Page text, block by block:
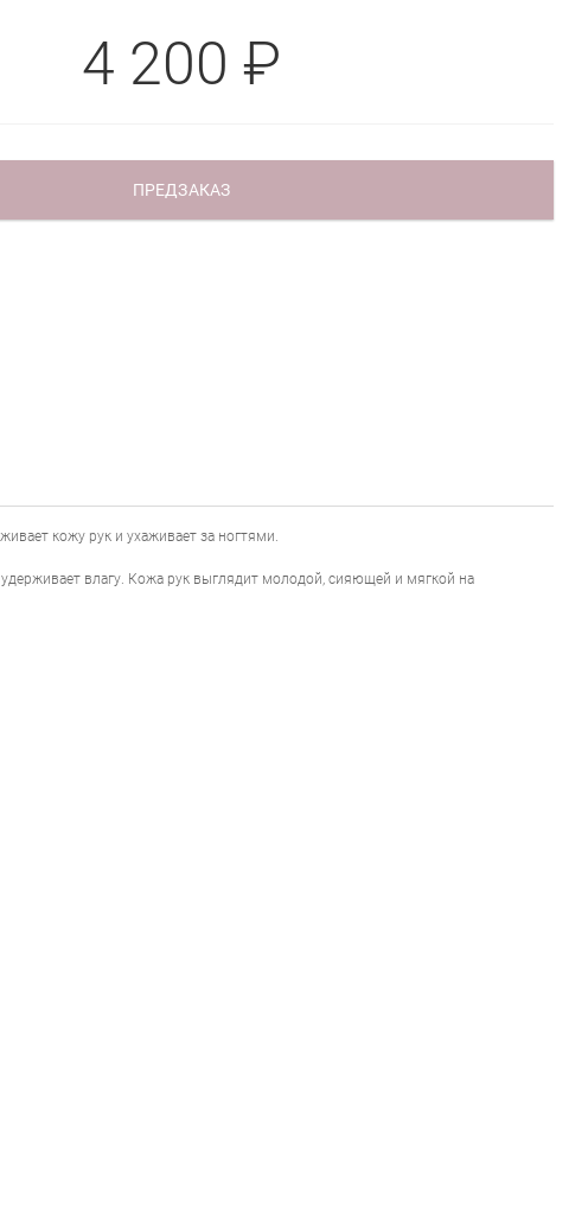
4 200 ₽
ПРЕДЗАКАЗ
кожу рук и ухаживает за ногтями.
влагу. Кожа рук выглядит молодой, сияющей и мягкой на